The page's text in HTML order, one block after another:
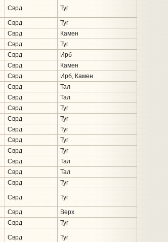
Сврд Туг
Сврд
Туг
Сврд
Камен
Сврд
Туг
Сврд
Ирб
Сврд
Камен
Сврд
Ирб, Камен
Сврд
Тал
Сврд
Тал
Сврд
Туг
Сврд
Туг
Сврд
Туг
Сврд
Туг
Сврд
Туг
Сврд
Тал
Сврд
Тал
Сврд Туг
Сврд Туг
Сврд
Верх
Сврд Туг
Сврд Туг